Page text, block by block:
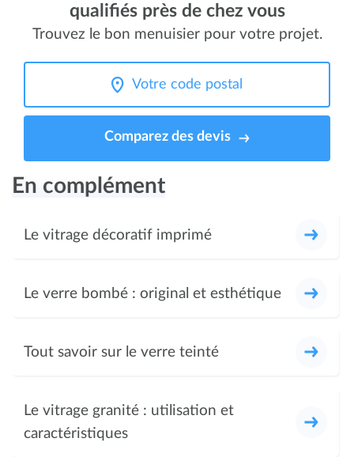
qualifiés près de chez vous
Trouvez le bon menuisier pour votre projet.
Comparez des devis
En complément
Le vitrage décoratif imprimé
Le verre bombé : original et esthétique
Tout savoir sur le verre teinté
Le vitrage granité : utilisation et
caractéristiques